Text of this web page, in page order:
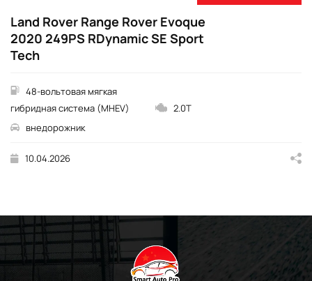
Land Rover Range Rover Evoque
2020 249PS RDynamic SE Sport
Tech
48-вольтовая мягкая
гибридная система (MHEV)
2.0T
внедорожник
10.04.2026